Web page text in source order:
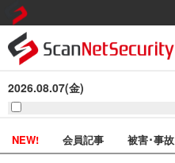
2026.08.07(金)
NEW! 会員記事 被害･事故